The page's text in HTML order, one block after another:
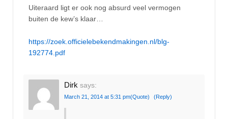
Uiteraard ligt er ook nog absurd veel vermogen
buiten de kew’s klaar…
https://zoek.officielebekendmakingen.nl/blg-
192774.pdf
Dirk says:
March 21, 2014 at 5:31 pm(Quote) (Reply)